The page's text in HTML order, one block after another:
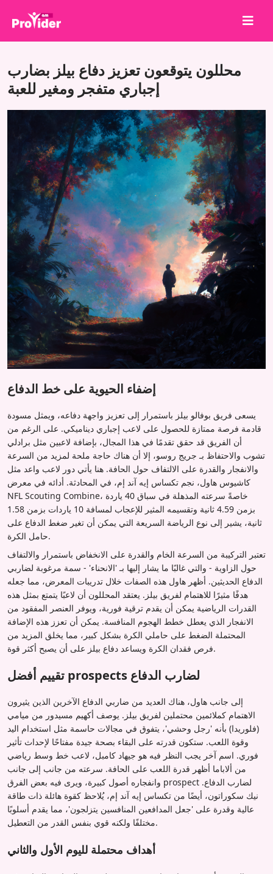
من نحن
إنشاء حساب
الخدمات
API
الشروط
مدونة
محللون يتوقعون تعزيز دفاع بيلز بضارب
إجباري متفجر ومغير للعبة
إضفاء الحيوية على خط الدفاع
يسعى فريق بوفالو بيلز باستمرار إلى تعزيز واجهة دفاعه، ويمثل مسودة
قادمة فرصة ممتازة للحصول على لاعب إجباري ديناميكي. على الرغم من
أن الفريق قد حقق تقدمًا في هذا المجال، بإضافة لاعبين مثل برادلي
تشوب والاحتفاظ بـ جريج روسو، إلا أن هناك حاجة ملحة لمزيد من السرعة
والانفجار والقدرة على الالتفاف حول الحافة. هنا يأتي دور لاعب واعد مثل
كاشيوس هاول، نجم تكساس إيه آند إم، في المحادثة. أدائه في معرض
NFL Scouting Combine، خاصةً سرعته المذهلة في سباق 40 ياردة
بزمن 4.59 ثانية وتقسيمه المثير للإعجاب لمسافة 10 ياردات بزمن 1.58
ثانية، يشير إلى نوع الرياضة السريعة التي يمكن أن تغير ضغط الدفاع على
حامل الكرة.
تعتبر التركيبة من السرعة الخام والقدرة على الانخفاض باستمرار والالتفاف
حول الزاوية - والتي غالبًا ما يشار إليها بـ 'الانحناء' - سمة مرغوبة لضاربي
الدفاع الحديثين. أظهر هاول هذه الصفات خلال تدريبات المعرض، مما جعله
هدفًا مثيرًا للاهتمام لفريق بيلز. يعتقد المحللون أن لاعبًا يتمتع بمثل هذه
القدرات الرياضية يمكن أن يقدم ترقية فورية، ويوفر العنصر المفقود من
الانفجار الذي يعطل خطط الهجوم المنافسة. يمكن أن تعزز هذه الإضافة
المحتملة الضغط على حاملي الكرة بشكل كبير، مما يخلق المزيد من
فرص فقدان الكرة ويساعد دفاع بيلز على أن يصبح أكثر قوة.
تقييم أفضل prospects لضارب الدفاع
إلى جانب هاول، هناك العديد من ضاربي الدفاع الآخرين الذين يثيرون
الاهتمام كملائمين محتملين لفريق بيلز. يوصف أكهيم مسيدور من ميامي
(فلوريدا) بأنه 'رجل وحشي'، يتفوق في مجالات حاسمة مثل استخدام اليد
وقوة اللعب. ستكون قدرته على البقاء بصحة جيدة مفتاحًا لإحداث تأثير
فوري. اسم آخر يجب النظر فيه هو جيهاد كامبل، لاعب خط وسط رياضي
من ألاباما أظهر قدرة اللعب على الحافة. سرعته من جانب إلى جانب
وانفجاره أصول كبيرة، ويرى فيه بعض الفرق prospect لضارب الدفاع.
نيك سكوراتون، أيضًا من تكساس إيه آند إم، يُلاحظ كقوة هائلة ذات طاقة
عالية وقدرة على 'جعل المدافعين المنافسين يتزلجون'، مما يقدم أسلوبًا
مختلفًا ولكنه قوي بنفس القدر من التعطيل.
أهداف محتملة لليوم الأول والثاني